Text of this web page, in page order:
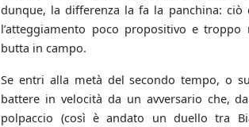
dunque, la differenza la fa la panchina: ciò
l’atteggiamento poco propositivo e troppo
butta in campo.
Se entri alla metà del secondo tempo, o
battere in velocità da un avversario che,
polpaccio (così è andato un duello tra